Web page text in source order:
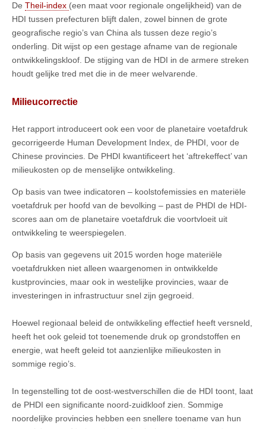
De Theil-index (een maat voor regionale ongelijkheid) van de
HDI tussen prefecturen blijft dalen, zowel binnen de grote
geografische regio’s van China als tussen deze regio’s
onderling. Dit wijst op een gestage afname van de regionale
ontwikkelingskloof. De stijging van de HDI in de armere streken
houdt gelijke tred met die in de meer welvarende.
Milieucorrectie
Het rapport introduceert ook een voor de planetaire voetafdruk
gecorrigeerde Human Development Index, de PHDI, voor de
Chinese provincies. De PHDI kwantificeert het ‘aftrekeffect’ van
milieukosten op de menselijke ontwikkeling.
Op basis van twee indicatoren – koolstofemissies en materiële
voetafdruk per hoofd van de bevolking – past de PHDI de HDI-
scores aan om de planetaire voetafdruk die voortvloeit uit
ontwikkeling te weerspiegelen.
Op basis van gegevens uit 2015 worden hoge materiële
voetafdrukken niet alleen waargenomen in ontwikkelde
kustprovincies, maar ook in westelijke provincies, waar de
investeringen in infrastructuur snel zijn gegroeid.
Hoewel regionaal beleid de ontwikkeling effectief heeft versneld,
heeft het ook geleid tot toenemende druk op grondstoffen en
energie, wat heeft geleid tot aanzienlijke milieukosten in
sommige regio’s.
In tegenstelling tot de oost-westverschillen die de HDI toont, laat
de PHDI een significante noord-zuidkloof zien. Sommige
noordelijke provincies hebben een snellere toename van hun